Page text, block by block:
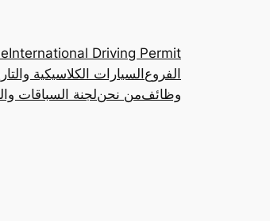
International Driving Permit
السيارات الكلاسيكية الفروع
لجنة السباقاتمن نحنوظائف